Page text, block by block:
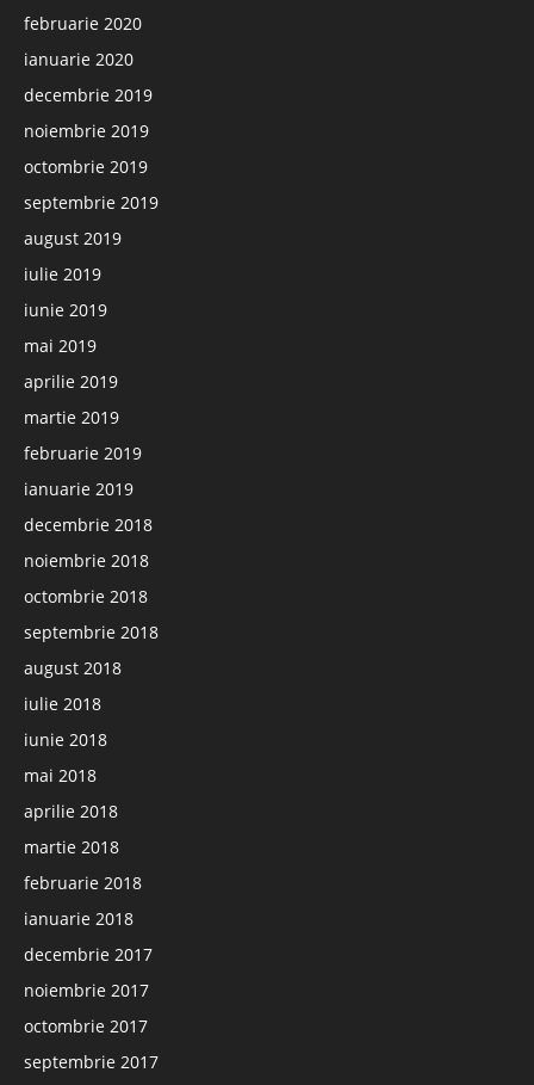
februarie 2020
ianuarie 2020
decembrie 2019
noiembrie 2019
octombrie 2019
septembrie 2019
august 2019
iulie 2019
iunie 2019
mai 2019
aprilie 2019
martie 2019
februarie 2019
ianuarie 2019
decembrie 2018
noiembrie 2018
octombrie 2018
septembrie 2018
august 2018
iulie 2018
iunie 2018
mai 2018
aprilie 2018
martie 2018
februarie 2018
ianuarie 2018
decembrie 2017
noiembrie 2017
octombrie 2017
septembrie 2017